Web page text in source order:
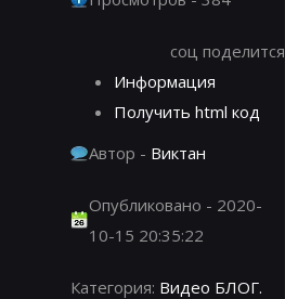
соц поделится
Информация
Получить html код
Автор - Виктан
Опубликовано - 2020-
10-15 20:35:22
Категория: Видео БЛОГ.